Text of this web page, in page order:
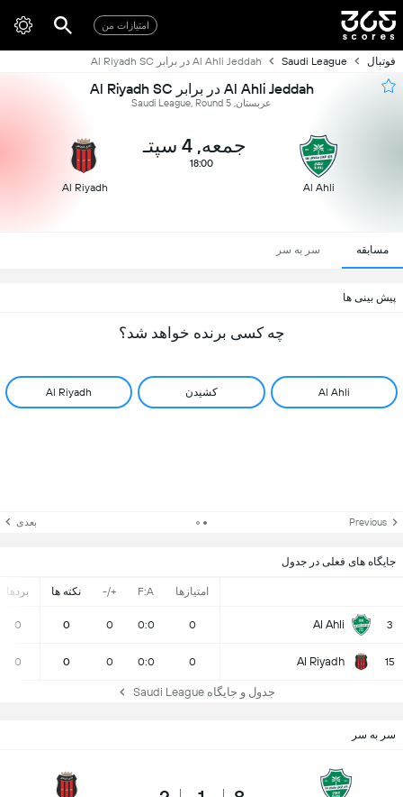
امتیازات من
فوتبال Saudi League Al Ahli Jeddah در برابر Al Riyadh SC
Al Ahli Jeddah در برابر Al Riyadh SC
عربستان, Saudi League, Round 5
Al Ahli
جمعه, 4 سپتـ
18:00
Al Riyadh
مسابقه سر به سر
پیش بینی ها
چه کسی برنده خواهد شد؟
Al Ahli کشیدن Al Riyadh
Previous بعدی
جایگاه های فعلی در جدول
امتیازها F:A
+/- نکته ها بردها
3
Al Ahli
0
0:0
0
0
0
15
Al Riyadh
0
0:0
0
0
0
جدول و جایگاه Saudi League
سر به سر